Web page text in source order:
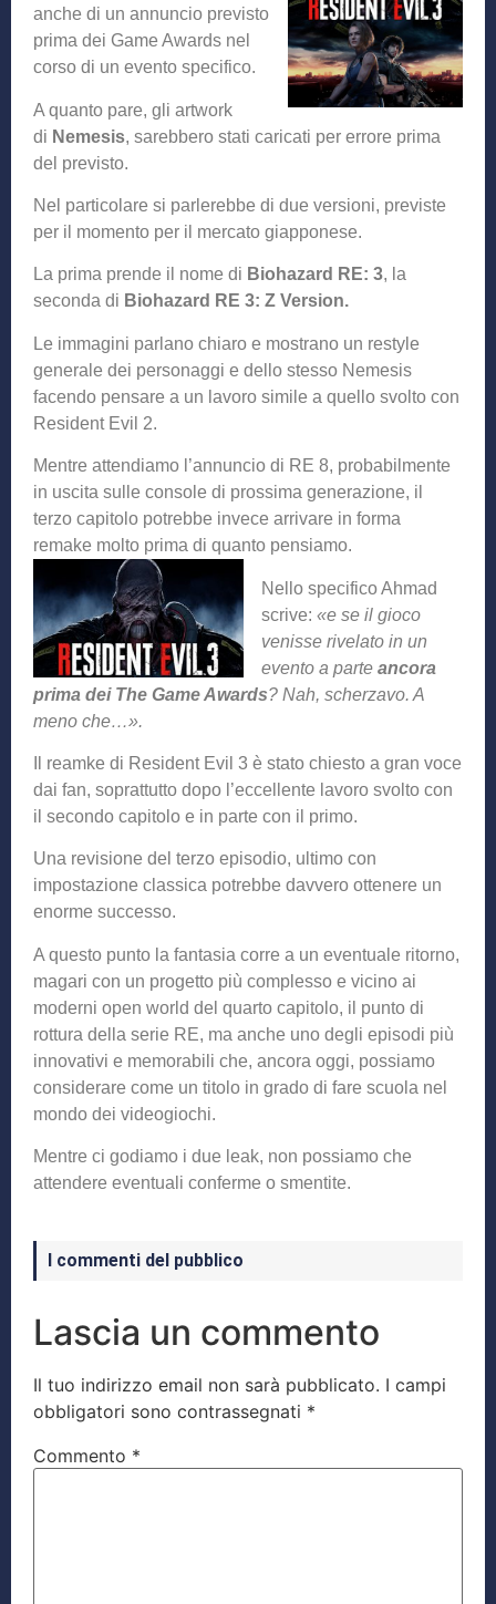
anche di un annuncio previsto
prima dei Game Awards nel
corso di un evento specifico.
A quanto pare, gli artwork
di Nemesis, sarebbero stati caricati per errore prima
del previsto.
Nel particolare si parlerebbe di due versioni, previste
per il momento per il mercato giapponese.
La prima prende il nome di Biohazard RE: 3, la
seconda di Biohazard RE 3: Z Version.
Le immagini parlano chiaro e mostrano un restyle
generale dei personaggi e dello stesso Nemesis
facendo pensare a un lavoro simile a quello svolto con
Resident Evil 2.
Mentre attendiamo l’annuncio di RE 8, probabilmente
in uscita sulle console di prossima generazione, il
terzo capitolo potrebbe invece arrivare in forma
remake molto prima di quanto pensiamo.
Nello specifico Ahmad
scrive: «e se il gioco
venisse rivelato in un
evento a parte ancora
prima dei The Game Awards? Nah, scherzavo. A
meno che…».
Il reamke di Resident Evil 3 è stato chiesto a gran voce
dai fan, soprattutto dopo l’eccellente lavoro svolto con
il secondo capitolo e in parte con il primo.
Una revisione del terzo episodio, ultimo con
impostazione classica potrebbe davvero ottenere un
enorme successo.
A questo punto la fantasia corre a un eventuale ritorno,
magari con un progetto più complesso e vicino ai
moderni open world del quarto capitolo, il punto di
rottura della serie RE, ma anche uno degli episodi più
innovativi e memorabili che, ancora oggi, possiamo
considerare come un titolo in grado di fare scuola nel
mondo dei videogiochi.
Mentre ci godiamo i due leak, non possiamo che
attendere eventuali conferme o smentite.
I commenti del pubblico
Lascia un commento
Il tuo indirizzo email non sarà pubblicato. I campi
obbligatori sono contrassegnati *
Commento *